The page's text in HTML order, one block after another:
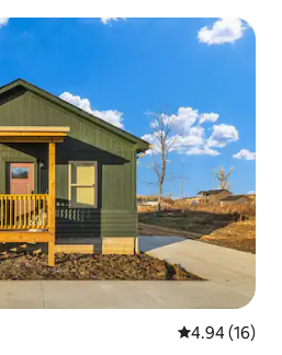
Penarafan
4.94 (16)